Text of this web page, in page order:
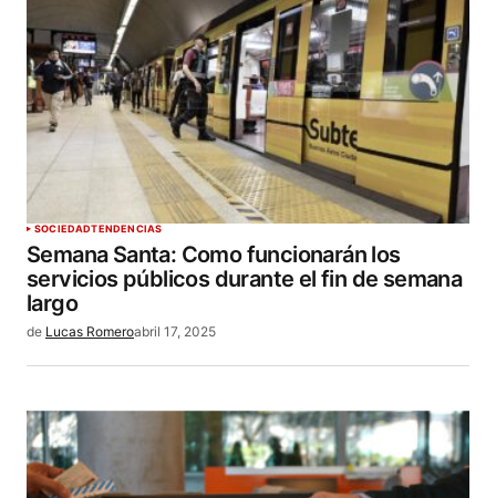
SOCIEDADTENDENCIAS
Semana Santa: Como funcionarán los
servicios públicos durante el fin de semana
largo
de Lucas Romeroabril 17, 2025